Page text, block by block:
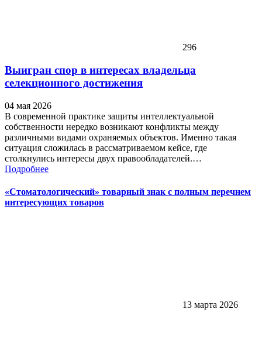
296
Выигран спор в интересах владельца
селекционного достижения
04 мая 2026
В современной практике защиты интеллектуальной
собственности нередко возникают конфликты между
различными видами охраняемых объектов. Именно такая
ситуация сложилась в рассматриваемом кейсе, где
столкнулись интересы двух правообладателей.…
Подробнее
«Стоматологический» товарный знак с полным перечнем
интересующих товаров
13 марта 2026